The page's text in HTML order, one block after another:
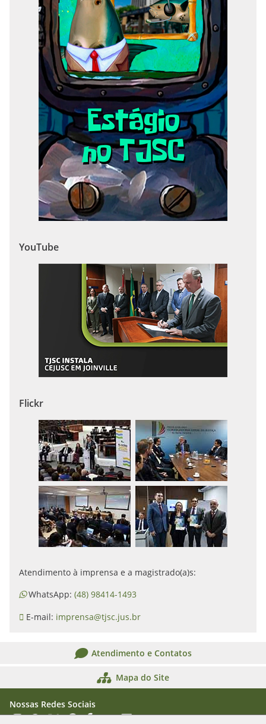
YouTube
Flickr
Atendimento à imprensa e a magistrado(a)s:
WhatsApp: (48) 98414-1493
E-mail: imprensa@tjsc.jus.br
Atendimento e Contatos
Mapa do Site
Nossas Redes Sociais
Acessar Instagram
Acessar WhatsApp
Acessar XAcessar Threads
Acessar Facebook
Acessar YouTube
Acessar Flickr
Acessar SoundCloud